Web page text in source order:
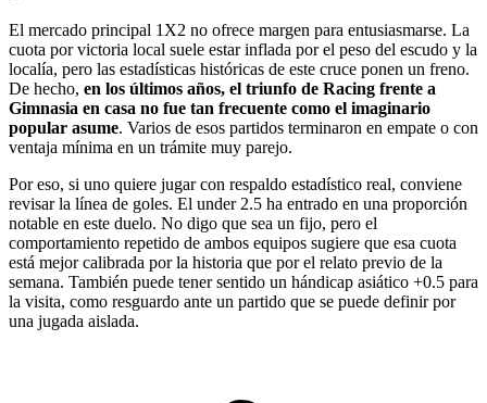
El mercado principal 1X2 no ofrece margen para entusiasmarse. La
cuota por victoria local suele estar inflada por el peso del escudo y la
localía, pero las estadísticas históricas de este cruce ponen un freno.
De hecho, en los últimos años, el triunfo de Racing frente a
Gimnasia en casa no fue tan frecuente como el imaginario
popular asume. Varios de esos partidos terminaron en empate o con
ventaja mínima en un trámite muy parejo.
Por eso, si uno quiere jugar con respaldo estadístico real, conviene
revisar la línea de goles. El under 2.5 ha entrado en una proporción
notable en este duelo. No digo que sea un fijo, pero el
comportamiento repetido de ambos equipos sugiere que esa cuota
está mejor calibrada por la historia que por el relato previo de la
semana. También puede tener sentido un hándicap asiático +0.5 para
la visita, como resguardo ante un partido que se puede definir por
una jugada aislada.